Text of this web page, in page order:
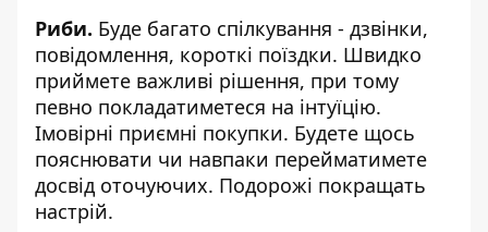
Риби. Буде багато спілкування - дзвінки,
повідомлення, короткі поїздки. Швидко
приймете важливі рішення, при тому
певно покладатиметеся на інтуїцію.
Імовірні приємні покупки. Будете щось
пояснювати чи навпаки перейматимете
досвід оточуючих. Подорожі покращать
настрій.